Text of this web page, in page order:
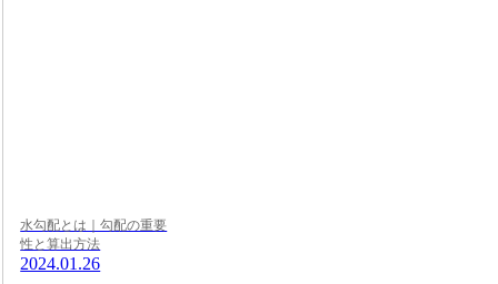
水勾配とは｜勾配の重要
性と算出方法
2024.01.26